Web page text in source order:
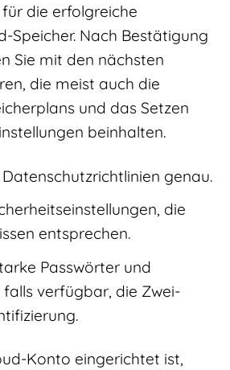
die erfolgreiche
Speicher. Nach Bestätigung
Sie mit den nächsten
die meist auch die
und das Setzen
beinhalten.
Datenschutzrichtlinien genau.
die
entsprechen.
Passwörter und
falls verfügbar, die Zwei-
Konto eingerichtet ist,